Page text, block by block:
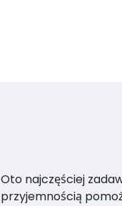
Oto najczęściej
przyjemnością